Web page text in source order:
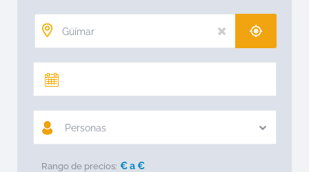
Personas
Rango de precios: € a€